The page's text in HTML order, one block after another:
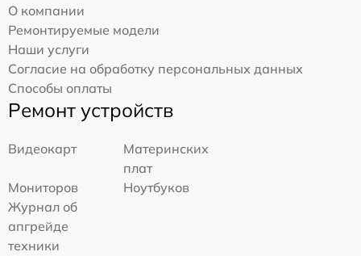
О компании
Ремонтируемые модели
Наши услуги
Согласие на обработку персональных данных
Способы оплаты
Ремонт устройств
Видеокарт
Материнских
плат
Мониторов
Ноутбуков
Журнал об
апгрейде
техники